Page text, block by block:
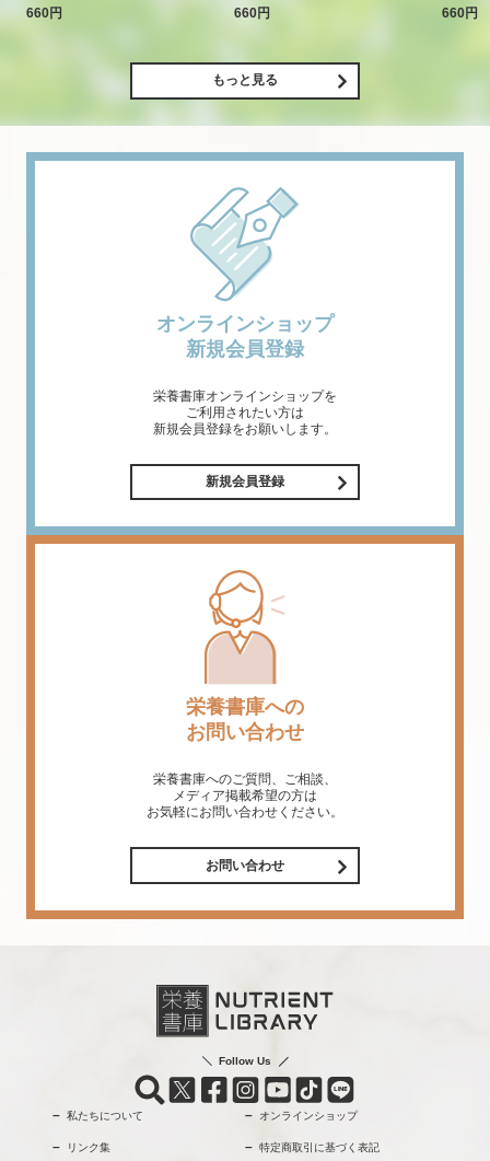
660円
660円
660円
もっと見る
オンラインショップ
新規会員登録
栄養書庫オンラインショップを
ご利用されたい方は
新規会員登録をお願いします。
新規会員登録
栄養書庫への
お問い合わせ
栄養書庫へのご質問、ご相談、
メディア掲載希望の方は
お気軽にお問い合わせください。
お問い合わせ
Follow Us
私たちについて オンラインショップ
リンク集 特定商取引に基づく表記